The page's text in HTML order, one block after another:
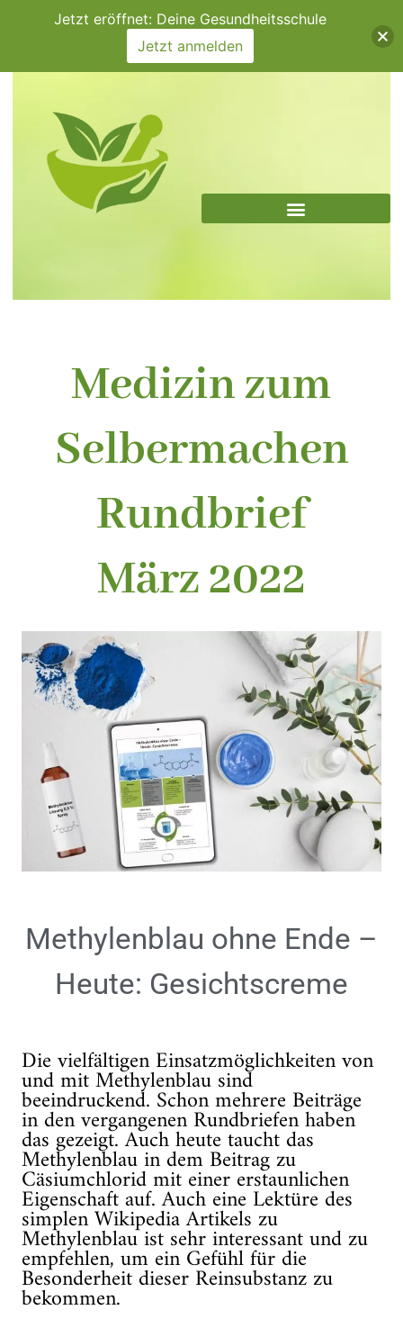
Medizin zum
Selbermachen
Rundbrief
März 2022
Methylenblau ohne Ende –
Heute: Gesichtscreme
Die vielfältigen Einsatzmöglichkeiten von
und mit Methylenblau sind
beeindruckend. Schon mehrere Beiträge
in den vergangenen Rundbriefen haben
das gezeigt. Auch heute taucht das
Methylenblau in dem Beitrag zu
Cäsiumchlorid mit einer erstaunlichen
Eigenschaft auf. Auch eine Lektüre des
simplen Wikipedia Artikels zu
Methylenblau ist sehr interessant und zu
empfehlen, um ein Gefühl für die
Besonderheit dieser Reinsubstanz zu
bekommen.
Jetzt eröffnet: Deine Gesundheitsschule
Jetzt anmelden